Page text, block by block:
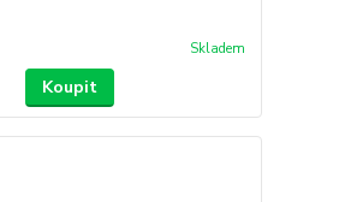
Skladem
Koupit